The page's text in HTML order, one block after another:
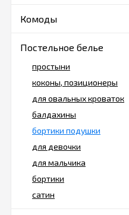
Комоды
Постельное белье
простыни
коконы, позиционеры
для овальных кроваток
балдахины
бортики подушки
для девочки
для мальчика
бортики
сатин